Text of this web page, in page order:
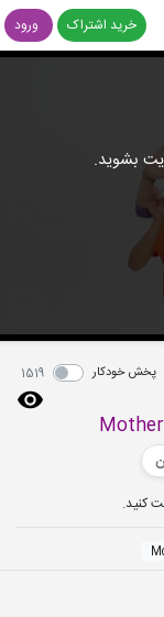
خرید اشتراک ورود
بشوید.
پخش خودکار 1519
کنید.